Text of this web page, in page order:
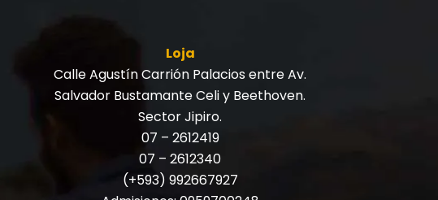
Loja
Calle Agustín Carrión Palacios entre Av.
Salvador Bustamante Celi y Beethoven.
Sector Jipiro.
07 – 2612419
07 – 2612340
(+593) 992667927